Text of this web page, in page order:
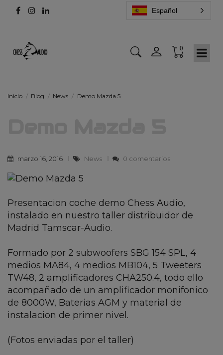
Español
0
Inicio Blog News Demo Mazda 5
marzo 16, 2016 News 0 comentarios
Presentacion coche demo Chess Audio,
instalado en nuestro taller distribuidor de
Madrid Tamscar-Audio.
Formado por 2 subwoofers SBG 154 SPL, 4
medios MA84, 4 medios MB104, 5 Tweeters
TW48, 2 amplificadores CHA250.4, todo ello
acompañado de un amplificador monifonico
de 8000W, Baterias AGM y material de
instalacion de primer nivel.
(Fotos enviadas por el taller)